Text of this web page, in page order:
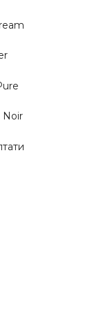
Noir